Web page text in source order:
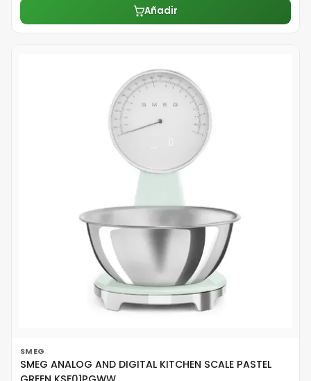
Añadir
SMEG
SMEG ANALOG AND DIGITAL KITCHEN SCALE PASTEL